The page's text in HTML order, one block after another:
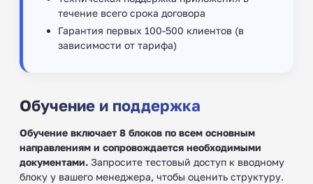
течение всего срока договора
Гарантия первых 100-500 клиентов (в
зависимости от тарифа)
Обучение и поддержка
Обучение включает 8 блоков по всем основным
направлениям и сопровождается необходимыми
документами. Запросите тестовый доступ к вводному
блоку у вашего менеджера, чтобы оценить структуру.